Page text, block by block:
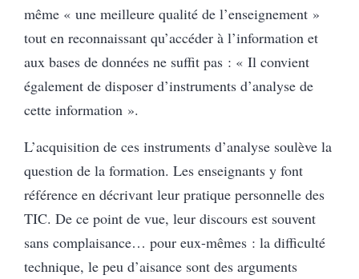
même « une meilleure qualité de l’enseignement »
tout en reconnaissant qu’accéder à l’information et
aux bases de données ne suffit pas : « Il convient
également de disposer d’instruments d’analyse de
cette information ».
L’acquisition de ces instruments d’analyse soulève la
question de la formation. Les enseignants y font
référence en décrivant leur pratique personnelle des
TIC. De ce point de vue, leur discours est souvent
sans complaisance… pour eux-mêmes : la difficulté
technique, le peu d’aisance sont des arguments